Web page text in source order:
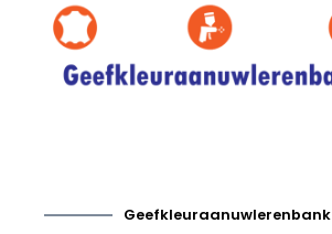
Geefkleuraanuwlerenbank